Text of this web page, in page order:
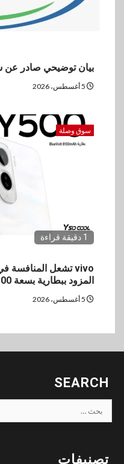
بيان توضيحي صادر عن
سوق وصلة
1 دقيقة قراءة
المزود ببطارية بسعة 8100 مللي أمبير
SEARCH
البحث
عن:
تصنيفات